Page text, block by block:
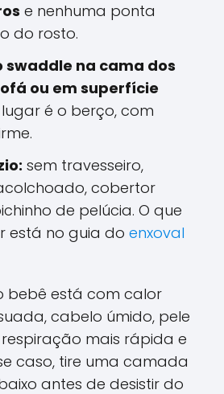
e nenhuma ponta
do rosto.
swaddle na cama dos
ou em superfície
é o berço, com
sem travesseiro,
cobertor
de pelúcia. O que
está no guia do enxoval
bebê está com calor
cabelo úmido, pele
mais rápida e
caso, tire uma camada
antes de desistir do